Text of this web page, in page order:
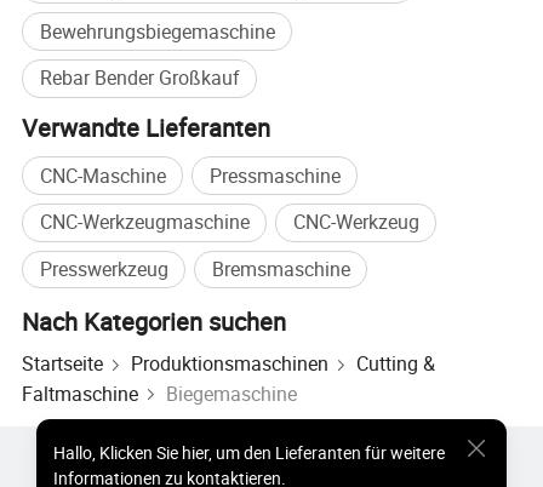
Bewehrungsbiegemaschine
Rebar Bender Großkauf
Verwandte Lieferanten
CNC-Maschine
Pressmaschine
CNC-Werkzeugmaschine
CNC-Werkzeug
Presswerkzeug
Bremsmaschine
Nach Kategorien suchen
Startseite Produktionsmaschinen
Cutting &
Faltmaschine
Biegemaschine
Hallo, Klicken Sie hier, um den Lieferanten für weitere
Informationen zu kontaktieren.
Heiße Produkte
Heiße Produkte Preis